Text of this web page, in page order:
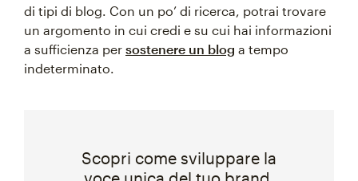
di tipi di blog. Con un po’ di ricerca, potrai trovare
un argomento in cui credi e su cui hai informazioni
a sufficienza per sostenere un blog a tempo
indeterminato.
Scopri come sviluppare la